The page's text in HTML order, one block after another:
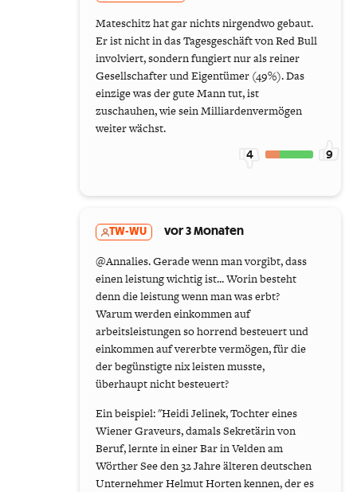
Mateschitz hat gar nichts nirgendwo gebaut.
Er ist nicht in das Tagesgeschäft von Red Bull
involviert, sondern fungiert nur als reiner
Gesellschafter und Eigentümer (49%). Das
einzige was der gute Mann tut, ist
zuschauhen, wie sein Milliardenvermögen
weiter wächst.
4 9
TW-WU vor 3 Monaten
@Annalies. Gerade wenn man vorgibt, dass
einen leistung wichtig ist... Worin besteht
denn die leistung wenn man was erbt?
Warum werden einkommen auf
arbeitsleistungen so horrend besteuert und
einkommen auf vererbte vermögen, für die
der begünstigte nix leisten musste,
überhaupt nicht besteuert?
Ein beispiel: "Heidi Jelinek, Tochter eines
Wiener Graveurs, damals Sekretärin von
Beruf, lernte in einer Bar in Velden am
Wörther See den 32 Jahre älteren deutschen
Unternehmer Helmut Horten kennen, der es